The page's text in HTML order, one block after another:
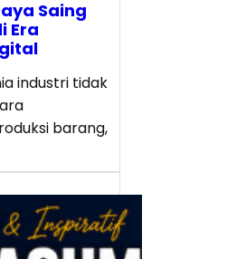
Saing
Era
industri tidak
barang,